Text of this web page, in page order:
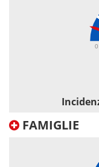
0
FAMIGLIE